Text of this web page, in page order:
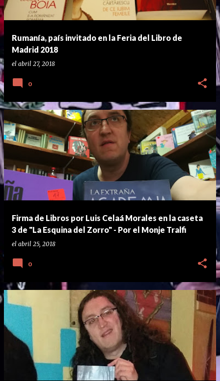
a
d
a
Rumanía, país invitado en la Feria del Libro de
Madrid 2018
el abril 27, 2018
0
Firma de Libros por Luis Celaá Morales en la caseta
3 de "La Esquina del Zorro" - Por el Monje Tralfi
el abril 25, 2018
0